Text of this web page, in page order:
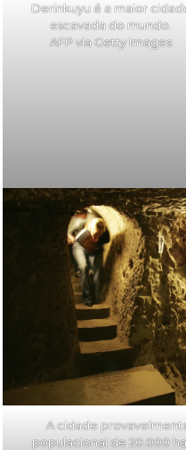
Derinkuyu é a maior
escavada do mundo.
AFP via Getty Images
A cidade
populacional de 20.000